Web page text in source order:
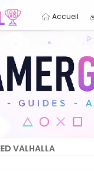
Accueil
VALHALLA